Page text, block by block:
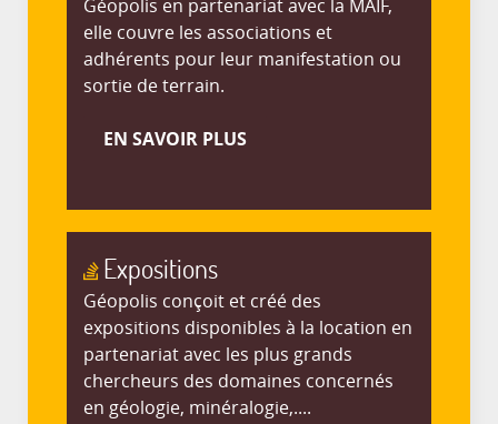
Géopolis en partenariat avec la MAIF,
elle couvre les associations et
adhérents pour leur manifestation ou
sortie de terrain.
EN SAVOIR PLUS
Expositions
Géopolis conçoit et créé des
expositions disponibles à la location en
partenariat avec les plus grands
chercheurs des domaines concernés
en géologie, minéralogie,....